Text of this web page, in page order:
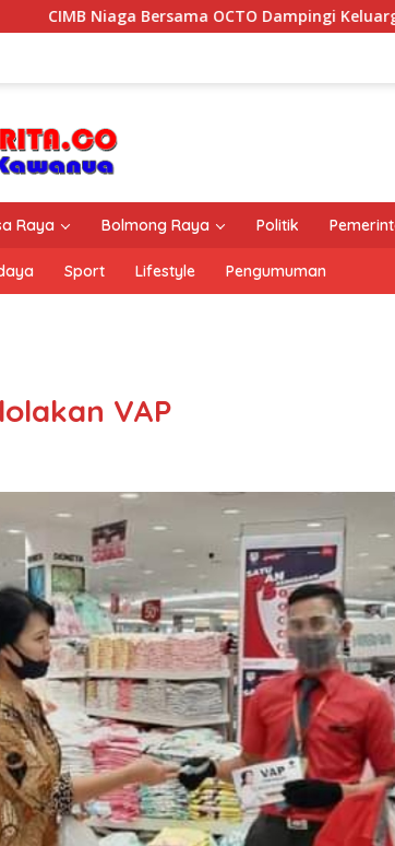
Bersama OCTO Dampingi Keluarga
Raya Bolmong Raya Politik
Sport Lifestyle Pengumuman
VAP